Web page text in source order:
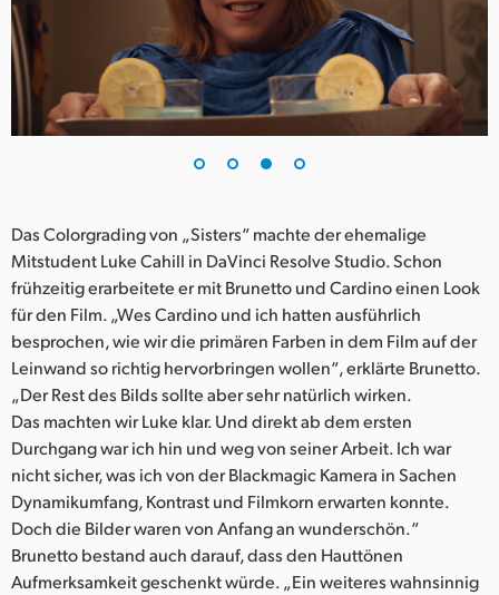
Das Colorgrading von „Sisters“ machte der ehemalige
Mitstudent Luke Cahill in DaVinci Resolve Studio. Schon
frühzeitig erarbeitete er mit Brunetto und Cardino einen Look
für den Film. „Wes Cardino und ich hatten ausführlich
besprochen, wie wir die primären Farben in dem Film auf der
Leinwand so richtig hervorbringen wollen“, erklärte Brunetto.
„Der Rest des Bilds sollte aber sehr natürlich wirken.
Das machten wir Luke klar. Und direkt ab dem ersten
Durchgang war ich hin und weg von seiner Arbeit. Ich war
nicht sicher, was ich von der Blackmagic Kamera in Sachen
Dynamikumfang, Kontrast und Filmkorn erwarten konnte.
Doch die Bilder waren von Anfang an wunderschön.“
Brunetto bestand auch darauf, dass den Hauttönen
Aufmerksamkeit geschenkt würde. „Ein weiteres wahnsinnig